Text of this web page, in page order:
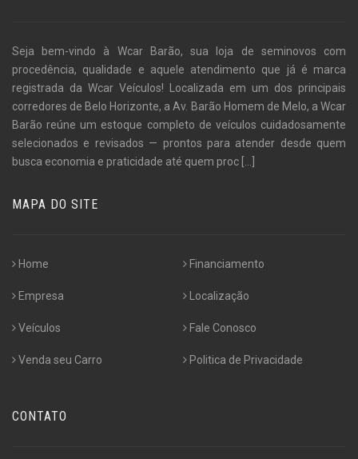
Seja bem-vindo à Wcar Barão, sua loja de seminovos com
procedência, qualidade e aquele atendimento que já é marca
registrada da Wcar Veículos! Localizada em um dos principais
corredores de Belo Horizonte, a Av. Barão Homem de Melo, a Wcar
Barão reúne um estoque completo de veículos cuidadosamente
selecionados e revisados — prontos para atender desde quem
busca economia e praticidade até quem proc [...]
MAPA DO SITE
Home
Empresa
Veículos
Venda seu Carro
Financiamento
Localização
Fale Conosco
Politica de Privacidade
CONTATO